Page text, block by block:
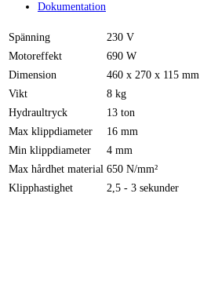
Dokumentation
Spänning
230 V
Motoreffekt
690 W
Dimension
460 x 270 x 115 mm
Vikt
8 kg
Hydraultryck
13 ton
Max klippdiameter
16 mm
Min klippdiameter
4 mm
Max hårdhet material 650 N/mm²
Klipphastighet
2,5 - 3 sekunder